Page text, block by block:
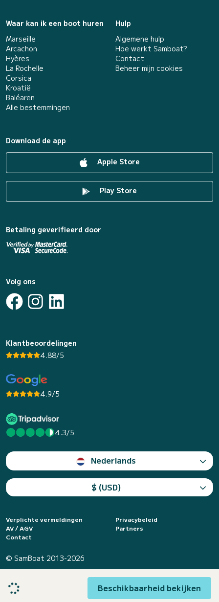
Beschikbaarheid bekijken
Waar kan ik een boot huren
Marseille
Arcachon
Hyères
La Rochelle
Corsica
Kroatië
Baléaren
Alle bestemmingen
Hulp
Algemene hulp
Hoe werkt Samboat?
Contact
Beheer mijn cookies
Download de app
Apple Store
Play Store
Betaling geverifieerd door
Volg ons
Klantbeoordelingen
4.88/5
4.9/5
4.3/5
Nederlands
$ (USD)
Verplichte vermeldingen
Privacybeleid
AV / AGV
Partners
Contact
© SamBoat 2013-2026